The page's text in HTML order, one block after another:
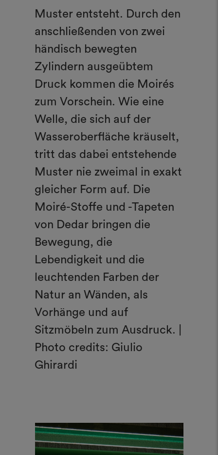
Muster entsteht. Durch den
anschließenden von zwei
händisch bewegten
Zylindern ausgeübtem
Druck kommen die Moirés
zum Vorschein. Wie eine
Welle, die sich auf der
Wasseroberfläche kräuselt,
tritt das dabei entstehende
Muster nie zweimal in exakt
gleicher Form auf. Die
Moiré-Stoffe und -Tapeten
von Dedar bringen die
Bewegung, die
Lebendigkeit und die
leuchtenden Farben der
Natur an Wänden, als
Vorhänge und auf
Sitzmöbeln zum Ausdruck. |
Photo credits: Giulio
Ghirardi